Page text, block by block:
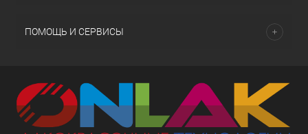
ПОМОЩЬ И СЕРВИСЫ